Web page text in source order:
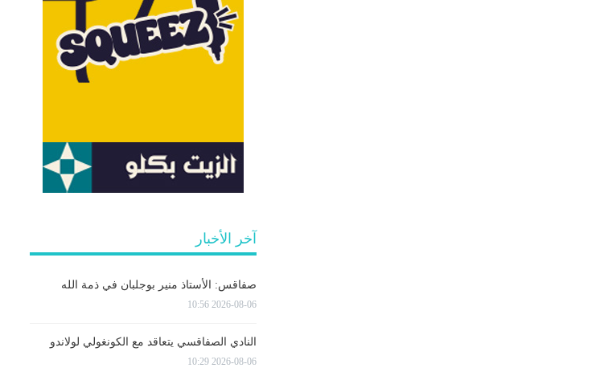
آخر الأخبار
صفاقس: الأستاذ منير بوجلبان في ذمة الله
2026-08-06 10:56
النادي الصفاقسي يتعاقد مع الكونغولي لولاندو
2026-08-06 10:29